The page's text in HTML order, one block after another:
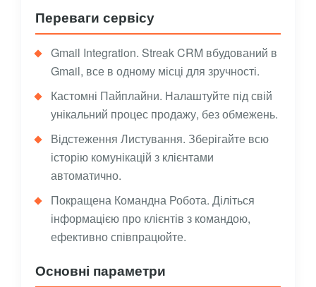
Переваги сервісу
Gmail Integration. Streak CRM вбудований в
Gmail, все в одному місці для зручності.
Кастомні Пайплайни. Налаштуйте під свій
унікальний процес продажу, без обмежень.
Відстеження Листування. Зберігайте всю
історію комунікацій з клієнтами
автоматично.
Покращена Командна Робота. Діліться
інформацією про клієнтів з командою,
ефективно співпрацюйте.
Основні параметри